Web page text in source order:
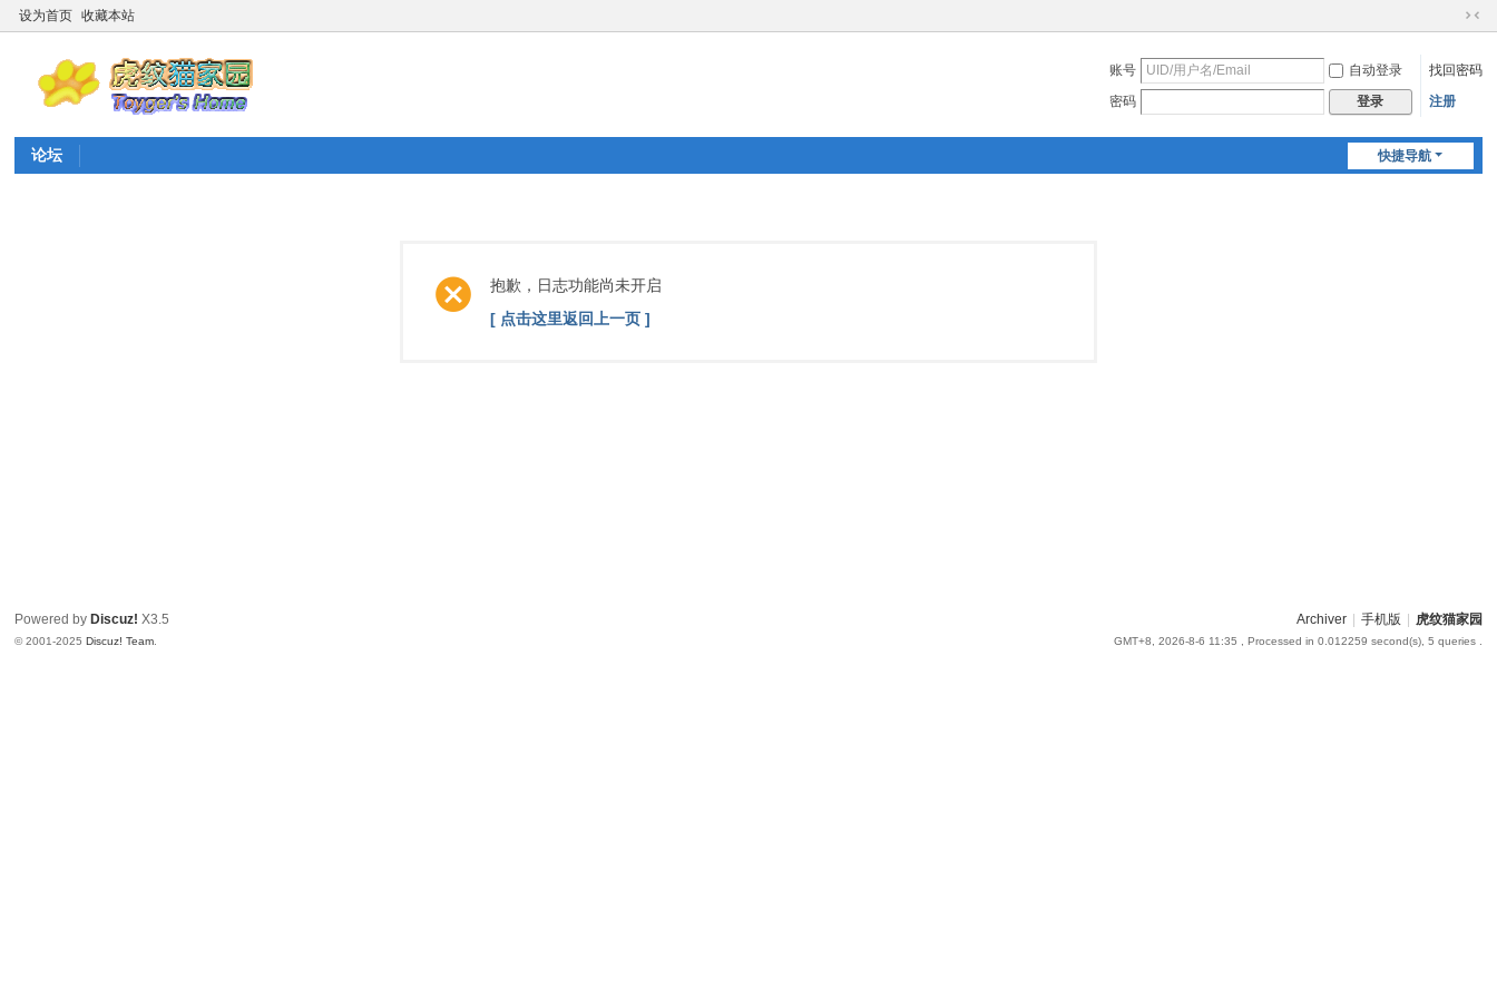
设为首页 收藏本站
切
到
账号 自动登录
找回密码
密码
登录 注册
快捷导航
论坛
抱歉，日志功能尚未开启
[ 点击这里返回上一页 ]
Archiver 手机版 虎纹猫家园
GMT+8, 2026-8-6 11:35 , Processed in 0.012259 second(s), 5 queries .
Powered by Discuz! X3.5
© 2001-2025Discuz! Team